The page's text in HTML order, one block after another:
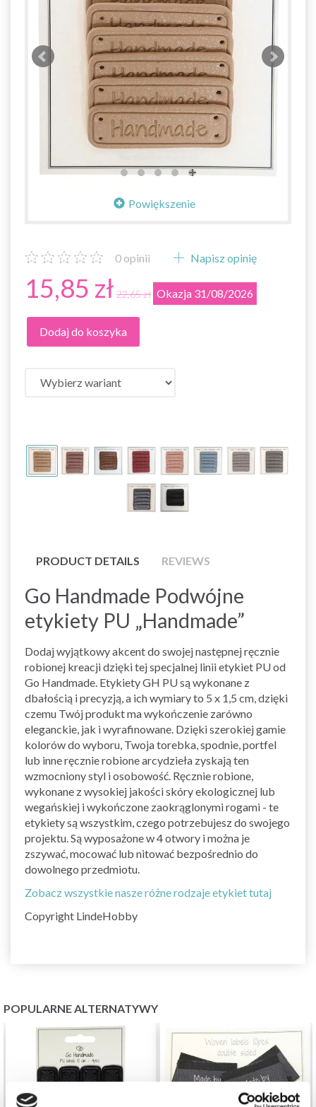
Powiększenie
0 opinii Napisz opinię
15,85 zł 22,65 zł Okazja 31/08/2026
Dodaj do koszyka
PRODUCT DETAILS REVIEWS
Go Handmade Podwójne
etykiety PU „Handmade”
Dodaj wyjątkowy akcent do swojej następnej ręcznie
robionej kreacji dzięki tej specjalnej linii etykiet PU od
Go Handmade. Etykiety GH PU są wykonane z
dbałością i precyzją, a ich wymiary to 5 x 1,5 cm, dzięki
czemu Twój produkt ma wykończenie zarówno
eleganckie, jak i wyrafinowane. Dzięki szerokiej gamie
kolorów do wyboru, Twoja torebka, spodnie, portfel
lub inne ręcznie robione arcydzieła zyskają ten
wzmocniony styl i osobowość. Ręcznie robione,
wykonane z wysokiej jakości skóry ekologicznej lub
wegańskiej i wykończone zaokrąglonymi rogami - te
etykiety są wszystkim, czego potrzebujesz do swojego
projektu. Są wyposażone w 4 otwory i można je
zszywać, mocować lub nitować bezpośrednio do
dowolnego przedmiotu.
Zobacz wszystkie nasze różne rodzaje etykiet tutaj
Copyright LindeHobby
POPULARNE ALTERNATYWY